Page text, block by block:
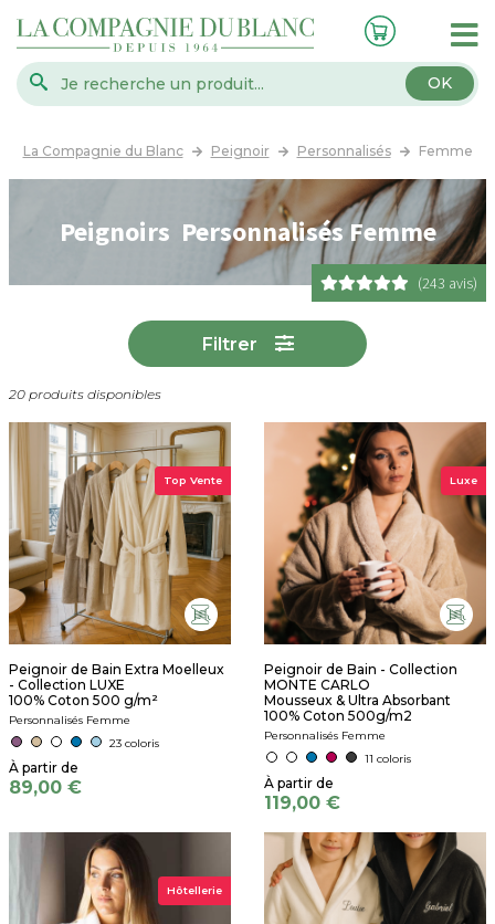
OK
La Compagnie du Blanc Peignoir Personnalisés Femme
Peignoirs Personnalisés Femme
(243 avis)
Filtrer
20 produits disponibles
Top Vente
Peignoir de Bain Extra Moelleux
- Collection LUXE
100% Coton 500 g/m²
Personnalisés Femme
23 coloris
89,00 €
Luxe
Peignoir de Bain - Collection
MONTE CARLO
Mousseux & Ultra Absorbant
100% Coton 500g/m2
Personnalisés Femme
11 coloris
119,00 €
Hôtellerie